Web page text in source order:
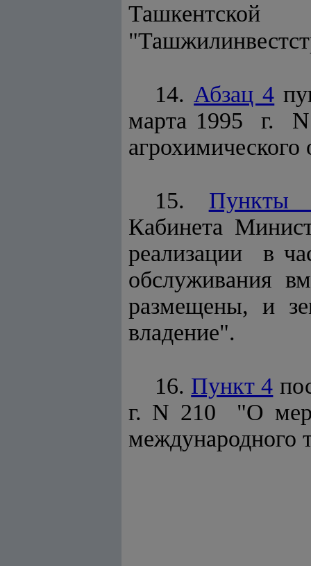
Ташкентской
14. Абзац 4
марта 1995 г.
агрохимического
15.
Кабинета
реализации в
обслуживания
размещены, и
владение".
16. Пункт 4
г. N 210 "О
международного